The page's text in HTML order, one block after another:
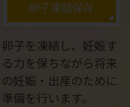
卵子凍結保存
卵子を凍結し、妊娠す
る力を保ちながら将来
の妊娠・出産のために
準備を行います。